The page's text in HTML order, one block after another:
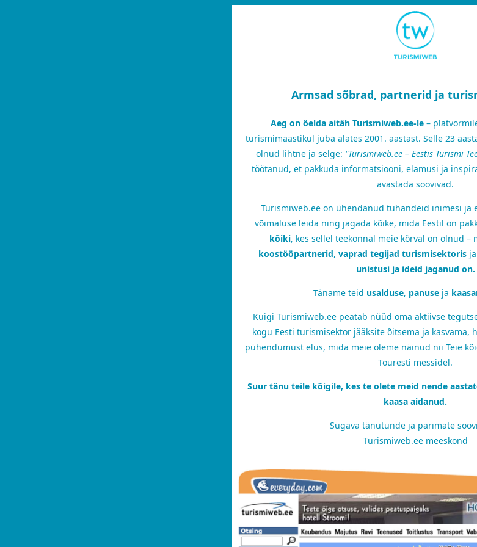
Armsad sõbrad, partnerid ja
Aeg on öelda aitäh Turismiweb.ee-le –
turismimaastikul juba alates 2001. aastast. Selle 23
olnud lihtne ja selge: "Turismiweb.ee – Eestis Turismi
töötanud, et pakkuda informatsiooni, elamusi ja
avastada soovivad.
Turismiweb.ee on ühendanud tuhandeid inimesi ja
võimaluse leida ning jagada kõike, mida Eestil on
kõiki, kes sellel teekonnal meie kõrval on olnud –
koostööpartnerid, vaprad tegijad turismisektoris ja
unistusi ja ideid jaganud on.
Täname teid usalduse, panuseja
Kuigi Turismiweb.ee peatab nüüd oma aktiivse
kogu Eesti turismisektor jääksite õitsema ja kasvama,
pühendumust elus, mida meie oleme näinud nii Teie
Touresti messidel.
Suur tänu teile kõigile, kes te olete meid nende
kaasa aidanud.
Sügava tänutunde ja parimate
Turismiweb.ee meeskond